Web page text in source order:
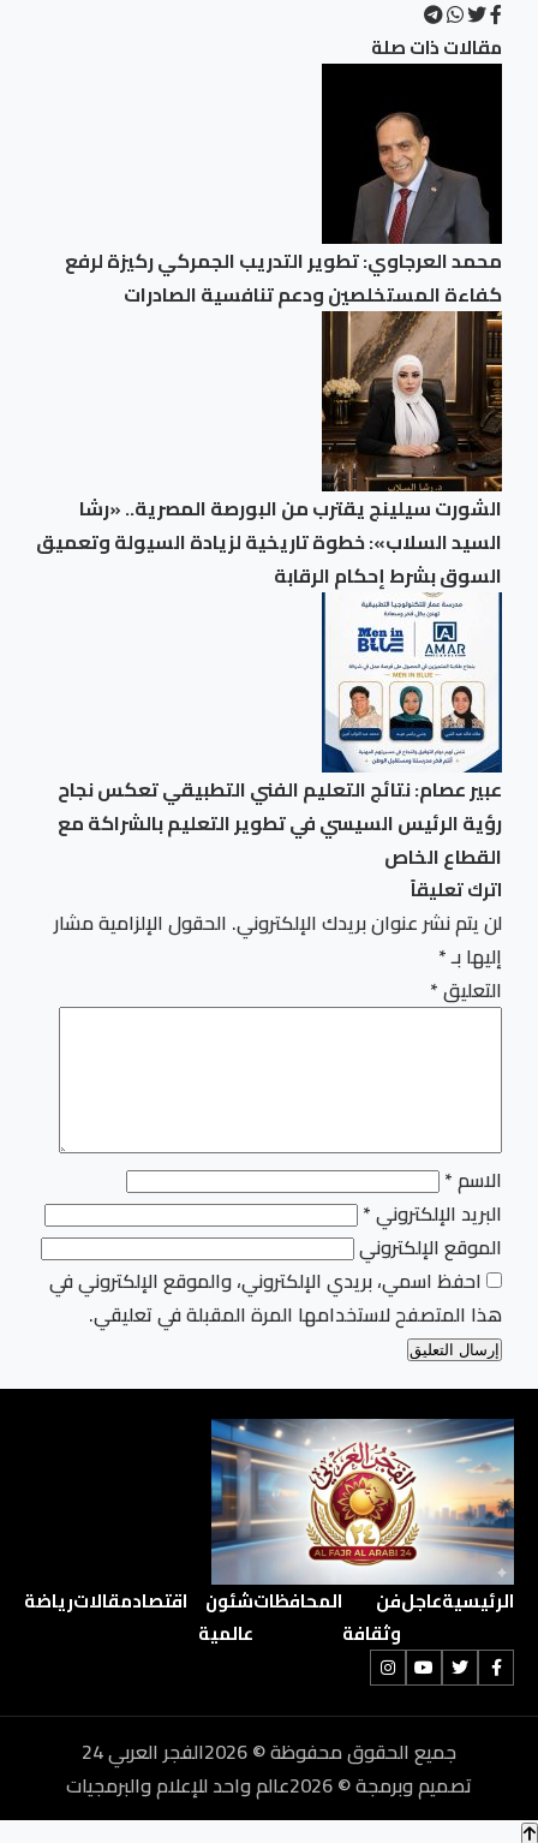
مقالات ذات صلة
محمد العرجاوي: تطوير التدريب الجمركي ركيزة لرفع
كفاءة المستخلصين ودعم تنافسية الصادرات
الشورت سيلينج يقترب من البورصة المصرية.. «رشا
السيد السلاب»: خطوة تاريخية لزيادة السيولة وتعميق
السوق بشرط إحكام الرقابة
عبير عصام: نتائج التعليم الفني التطبيقي تعكس نجاح
رؤية الرئيس السيسي في تطوير التعليم بالشراكة مع
القطاع الخاص
اترك تعليقاً
لن يتم نشر عنوان بريدك الإلكتروني. الحقول الإلزامية مشار
إليها بـ*
التعليق*
الاسم*
البريد الإلكتروني*
الموقع الإلكتروني
احفظ اسمي، بريدي الإلكتروني، والموقع الإلكتروني في
هذا المتصفح لاستخدامها المرة المقبلة في تعليقي.
الرئيسيةعاجلفن
وثقافة
المحافظاتشئون
عالمية
اقتصادمقالاترياضة
جميع الحقوق محفوظة © 2026الفجر العربي 24
تصميم وبرمجة © 2026عالم واحد للإعلام والبرمجيات